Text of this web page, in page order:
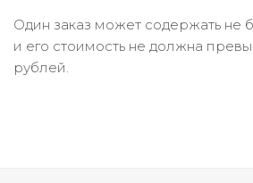
Один заказ может содержать не
и его стоимость не должна
рублей.